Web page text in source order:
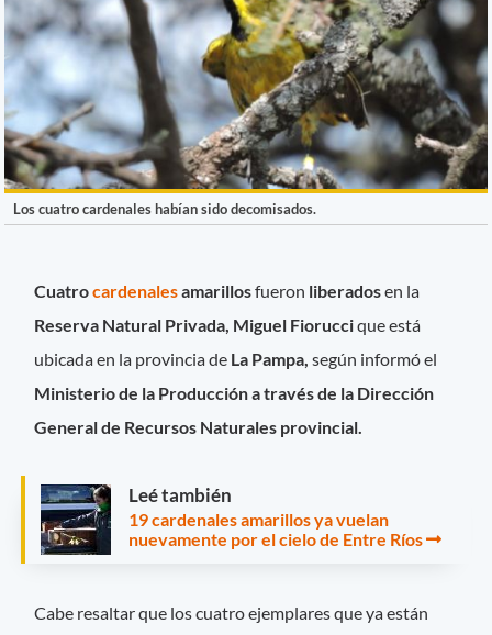
Los cuatro cardenales habían sido decomisados.
Cuatrocardenalesamarillosfueron liberadosen la
Reserva Natural Privada , Miguel Fioruccique está
ubicada en la provincia de La Pampa, según informó el
Ministerio de la Producción a través de la Dirección
General de Recursos Naturales provincial.
Leé también
19 cardenales amarillos ya vuelan
nuevamente por el cielo de Entre Ríos
Cabe resaltar que los cuatro ejemplares que ya están